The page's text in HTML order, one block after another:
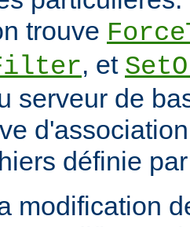
trouve
, et
serveur de
définie
modification